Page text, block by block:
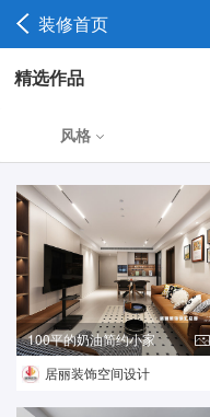
装修首页
精选作品
风格
100平的奶油简约小家
居丽装饰空间设计